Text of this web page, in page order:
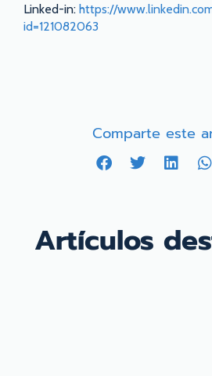
Linked-in: https://
id=121082063
Comparte este
Artículos